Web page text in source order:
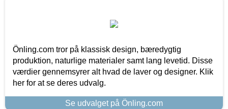
Önling.com tror på klassisk design, bæredygtig
produktion, naturlige materialer samt lang levetid. Disse
værdier gennemsyrer alt hvad de laver og designer. Klik
her for at se deres udvalg.
Se udvalget på Önling.com